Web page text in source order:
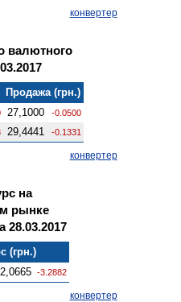
конвертер
валютного
Продажа (грн.)
27,1000 -0.0500
29,4441 -0.1331
конвертер
на
рынке
(грн.)
-3.2882
конвертер